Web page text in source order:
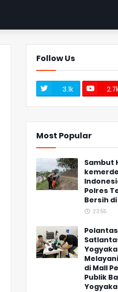
Follow Us
3.1k
Most Popular
Sambut
Polres
Bersih
23:55
di Mall
Publik